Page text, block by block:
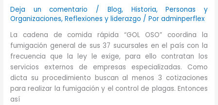
Deja un comentario / Blog, Historia,Personas y
Organizaciones,Reflexiones y liderazgo / Poradminperflex
La cadena de comida rápida “GOL OSO” coordina la
fumigación general de sus 37 sucursales en el país con la
frecuencia que la ley le exige, para ello contratan los
servicios externos de empresas especializadas. Como
dicta su procedimiento buscan al menos 3 cotizaciones
para realizar la fumigación y el control de plagas. Entonces
así